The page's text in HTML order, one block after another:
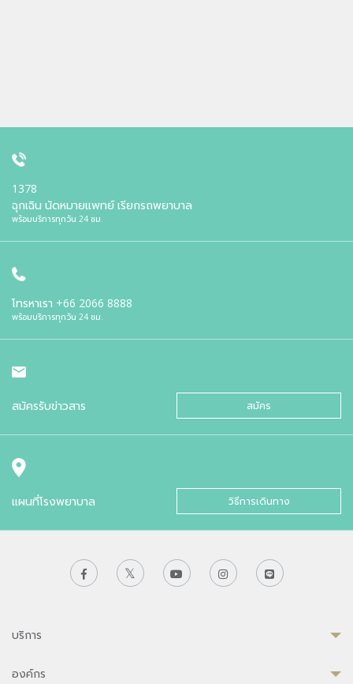
1378
ฉุกเฉิน นัดหมายแพทย์ เรียกรถพยาบาล
พร้อมบริการทุกวัน 24 ชม.
โทรหาเรา +66 2066 8888
พร้อมบริการทุกวัน 24 ชม.
สมัครรับข่าวสาร สมัคร
แผนที่โรงพยาบาล วิธีการเดินทาง
บริการ
องค์กร